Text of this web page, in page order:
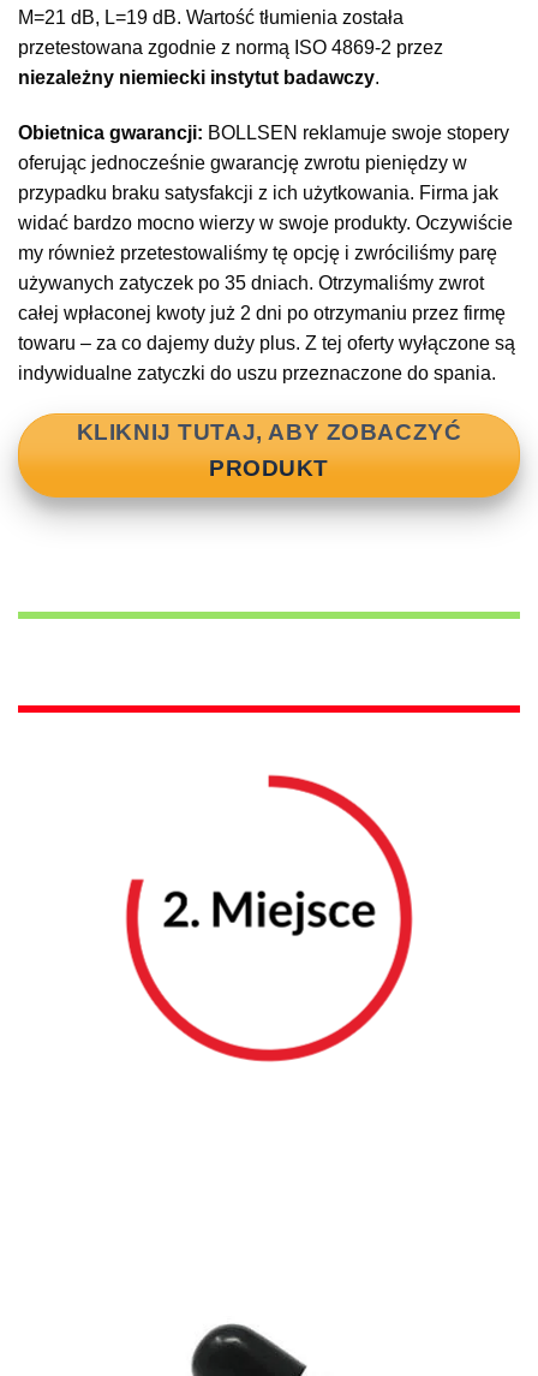
M=21 dB, L=19 dB. Wartość tłumienia została
przetestowana zgodnie z normą ISO 4869-2 przez
niezależny niemiecki instytut badawczy.
Obietnica gwarancji: BOLLSEN reklamuje swoje stopery
oferując jednocześnie gwarancję zwrotu pieniędzy w
przypadku braku satysfakcji z ich użytkowania. Firma jak
widać bardzo mocno wierzy w swoje produkty. Oczywiście
my również przetestowaliśmy tę opcję i zwróciliśmy parę
używanych zatyczek po 35 dniach. Otrzymaliśmy zwrot
całej wpłaconej kwoty już 2 dni po otrzymaniu przez firmę
towaru – za co dajemy duży plus. Z tej oferty wyłączone są
indywidualne zatyczki do uszu przeznaczone do spania.
KLIKNIJ TUTAJ, ABY ZOBACZYĆ
PRODUKT